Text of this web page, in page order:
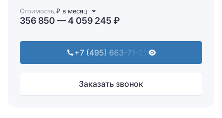
Стоимость,₽ в месяц
356 850 — 4 059 245 ₽
+7 (495) 663-71-25
Заказать звонок